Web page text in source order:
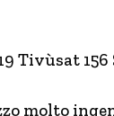
Tivùsat 156
molto